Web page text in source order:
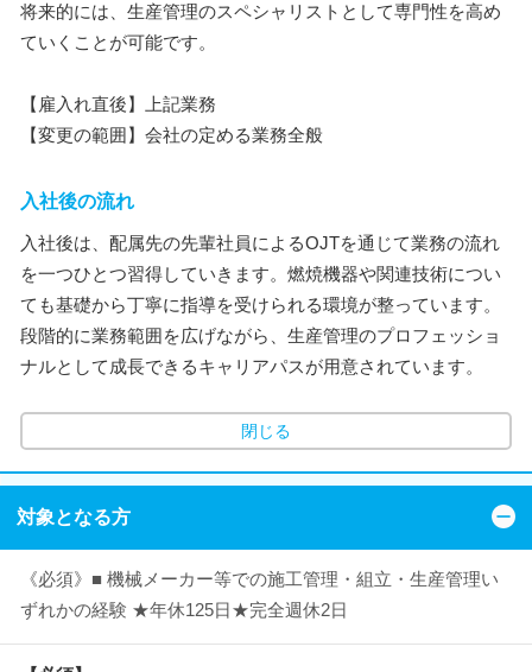
将来的には、生産管理のスペシャリストとして専門性を高め
ていくことが可能です。
【雇入れ直後】上記業務
【変更の範囲】会社の定める業務全般
入社後の流れ
入社後は、配属先の先輩社員によるOJTを通じて業務の流れ
を一つひとつ習得していきます。燃焼機器や関連技術につい
ても基礎から丁寧に指導を受けられる環境が整っています。
段階的に業務範囲を広げながら、生産管理のプロフェッショ
ナルとして成長できるキャリアパスが用意されています。
閉じる
対象となる方
《必須》■ 機械メーカー等での施工管理・組立・生産管理い
ずれかの経験 ★年休125日★完全週休2日